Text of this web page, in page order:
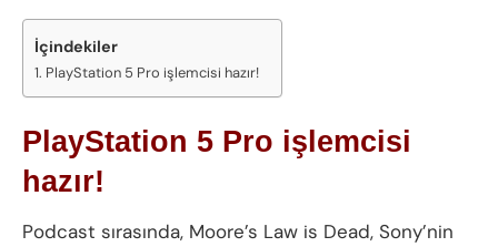
İçindekiler
PlayStation 5 Pro işlemcisi hazır!
PlayStation 5 Pro işlemcisi
hazır!
Podcast sırasında, Moore’s Law is Dead, Sony’nin